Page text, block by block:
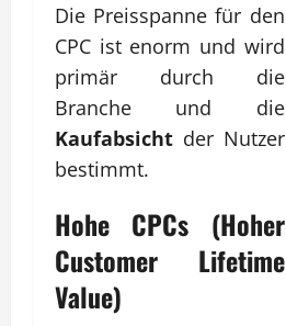
Die Preisspanne für den
CPC ist enorm und wird
primär durch die
Branche und die
Kaufabsicht der Nutzer
bestimmt.
Hohe CPCs (Hoher
Customer Lifetime
Value)